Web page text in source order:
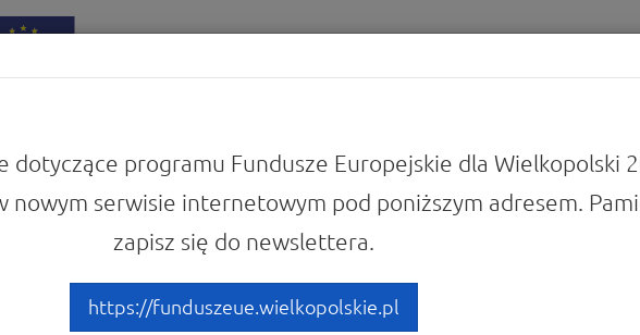
Europejskie dla Wielkopolski 2021-2027 Przeczytaj analizy, raporty i podsumowania FEW 2021-2027
i podsumowania FEW 2021-
dotyczące programu Fundusze Europejskie dla Wielkopolski
nowym serwisie internetowym pod poniższym adresem.
zapisz się do newslettera.
https://funduszeue.wielkopolskie.pl